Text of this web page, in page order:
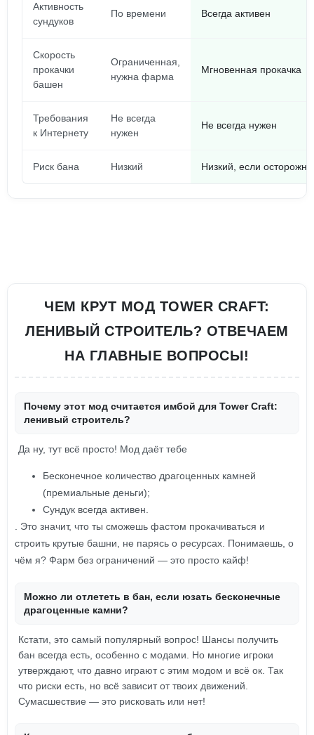
Активность
сундуков
По времени Всегда активен
Скорость
прокачки
башен
Ограниченная,
нужна фарма
Мгновенная прокачка
Требования
к Интернету
Не всегда
нужен
Не всегда нужен
Риск бана Низкий Низкий, если осторожно
ЧЕМ КРУТ МОД TOWER CRAFT:
ЛЕНИВЫЙ СТРОИТЕЛЬ? ОТВЕЧАЕМ
НА ГЛАВНЫЕ ВОПРОСЫ!
Почему этот мод считается имбой для Tower Craft:
ленивый строитель?
Да ну, тут всё просто! Мод даёт тебе
Бесконечное количество драгоценных камней
(премиальные деньги);
Сундук всегда активен.
. Это значит, что ты сможешь фастом прокачиваться и
строить крутые башни, не парясь о ресурсах. Понимаешь, о
чём я? Фарм без ограничений — это просто кайф!
Можно ли отлететь в бан, если юзать бесконечные
драгоценные камни?
Кстати, это самый популярный вопрос! Шансы получить
бан всегда есть, особенно с модами. Но многие игроки
утверждают, что давно играют с этим модом и всё ок. Так
что риски есть, но всё зависит от твоих движений.
Сумасшествие — это рисковать или нет!